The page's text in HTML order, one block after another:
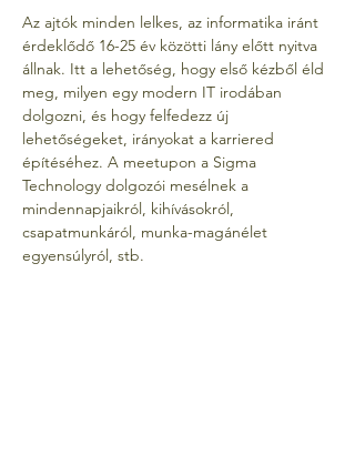
Az ajtók minden lelkes, az informatika iránt
érdeklődő 16-25 év közötti lány előtt nyitva
állnak. Itt a lehetőség, hogy első kézből éld
meg, milyen egy modern IT irodában
dolgozni, és hogy felfedezz új
lehetőségeket, irányokat a karriered
építéséhez. A meetupon a Sigma
Technology dolgozói mesélnek a
mindennapjaikról, kihívásokról,
csapatmunkáról, munka-magánélet
egyensúlyról, stb.